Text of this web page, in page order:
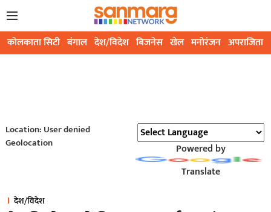
कोलकाता सिटी बंगाल देश/विदेश बिजनेस खेल मनोरंजन अपराजिता
Location: User denied
Geolocation
Powered by
Translate
देश/विदेश